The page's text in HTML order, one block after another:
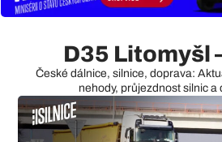
D35 Litomyšl
České dálnice, silnice, doprava:
nehody, průjezdnost silnic a